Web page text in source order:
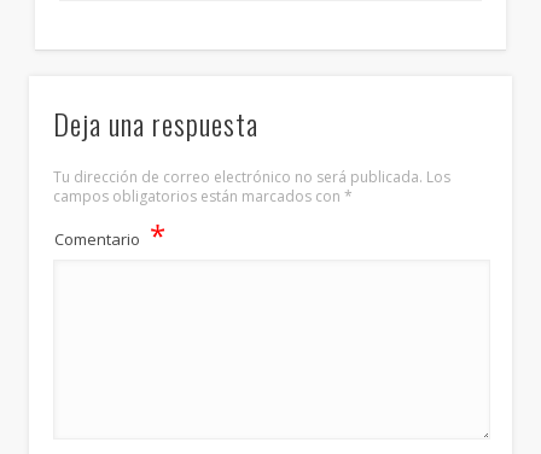
Deja una respuesta
Tu dirección de correo electrónico no será publicada. Los
campos obligatorios están marcados con*
Comentario *